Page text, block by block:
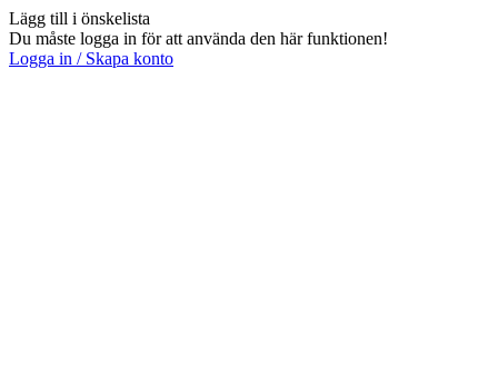
Lägg till i önskelista
Du måste logga in för att använda den här funktionen!
Logga in / Skapa konto